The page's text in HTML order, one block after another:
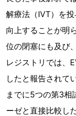
解療法（IVT）を
向上することが明
位の閉塞にも及び
レジストリでは、
したと報告されて
までに5つの第3相
ーゼと直接比較し